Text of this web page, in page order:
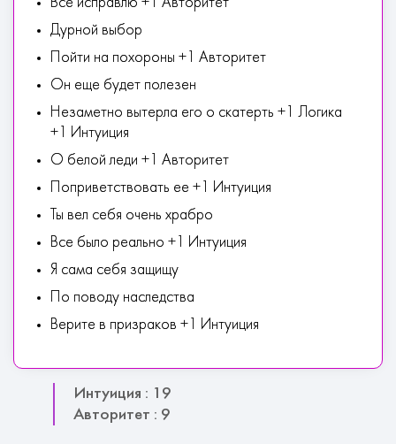
Все исправлю +1 Авторитет
Дурной выбор
Пойти на похороны +1 Авторитет
Он еще будет полезен
Незаметно вытерла его о скатерть +1 Логика
+1 Интуиция
О белой леди +1 Авторитет
Поприветствовать ее +1 Интуиция
Ты вел себя очень храбро
Все было реально +1 Интуиция
Я сама себя защищу
По поводу наследства
Верите в призраков +1 Интуиция
Интуиция : 19
Авторитет : 9